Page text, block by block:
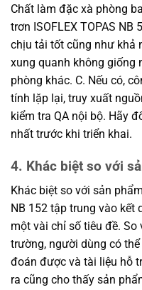
Chất làm đặc xà phòng
trơn ISOFLEX TOPAS
chịu tải tốt cũng như khả
xung quanh không giống
phòng khác. C. Nếu có,
tính lặp lại, truy xuất
kiểm tra QA nội bộ. Hãy
nhất trước khi triển khai.
4. Khác biệt so với
Khác biệt so với sản
NB 152 tập trung vào kết
một vài chỉ số tiêu đề.
trường, người dùng có
đoán được và tài liệu hỗ
ra cũng cho thấy sản